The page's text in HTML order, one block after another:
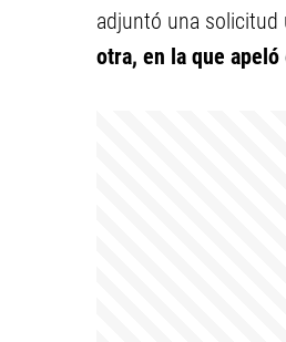
adjuntó una solicitud
otra, en la que